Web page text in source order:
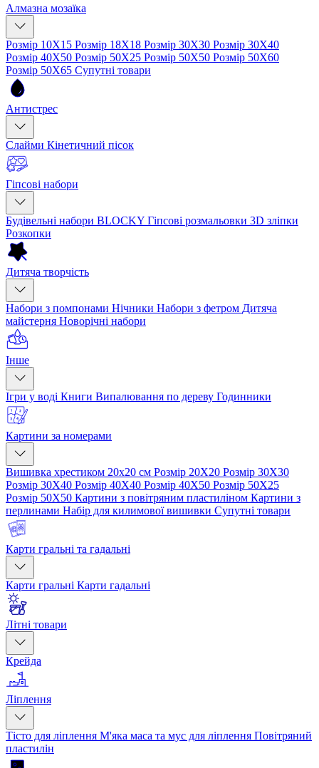
Алмазна мозаїка
Розмір 10Х15 Розмір 18Х18 Розмір 30Х30 Розмір 30Х40
Розмір 40Х50 Розмір 50Х25 Розмір 50Х50 Розмір 50Х60
Розмір 50Х65 Супутні товари
Антистрес
Слайми Кінетичний пісок
Гіпсові набори
Будівельні набори BLOCKY Гіпсові розмальовки 3D зліпки
Розкопки
Дитяча творчість
Набори з помпонами Нічники Набори з фетром Дитяча
майстерня Новорічні набори
Інше
Ігри у воді Книги Випалювання по дереву Годинники
Картини за номерами
Вишивка хрестиком 20х20 см Розмір 20Х20 Розмір 30Х30
Розмір 30Х40 Розмір 40Х40 Розмір 40Х50 Розмір 50Х25
Розмір 50Х50 Картини з повітряним пластиліном Картини з
перлинами Набір для килимової вишивки Супутні товари
Карти гральні та гадальні
Карти гральні Карти гадальні
Літні товари
Крейда
Ліплення
Тісто для ліплення М'яка маса та мус для ліплення Повітряний
пластилін